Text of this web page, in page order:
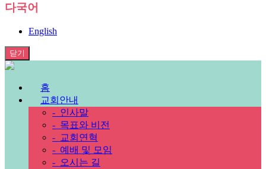
다국어
English
닫기
홈
교회안내
- 인사말
- 목표와 비전
- 교회연혁
- 예배 및 모임
- 오시는 길